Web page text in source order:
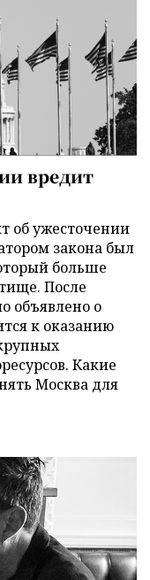
вредит
об ужесточении
закона был
больше
После
объявлено о
к оказанию
Какие
Москва для